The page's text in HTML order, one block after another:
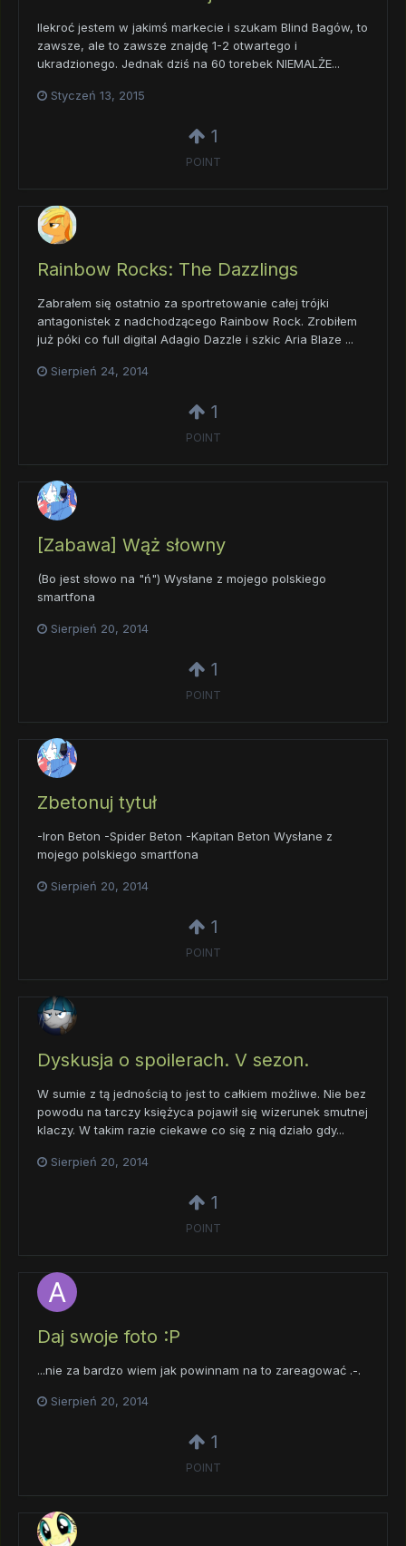
Ilekroć jestem w jakimś markecie i szukam Blind Bagów, to
zawsze, ale to zawsze znajdę 1-2 otwartego i
ukradzionego. Jednak dziś na 60 torebek NIEMALŻE...
Styczeń 13, 2015
1
POINT
Rainbow Rocks: The Dazzlings
Zabrałem się ostatnio za sportretowanie całej trójki
antagonistek z nadchodzącego Rainbow Rock. Zrobiłem
już póki co full digital Adagio Dazzle i szkic Aria Blaze ...
Sierpień 24, 2014
1
POINT
[Zabawa] Wąż słowny
(Bo jest słowo na "ń") Wysłane z mojego polskiego
smartfona
Sierpień 20, 2014
1
POINT
Zbetonuj tytuł
-Iron Beton -Spider Beton -Kapitan Beton Wysłane z
mojego polskiego smartfona
Sierpień 20, 2014
1
POINT
Dyskusja o spoilerach. V sezon.
W sumie z tą jednością to jest to całkiem możliwe. Nie bez
powodu na tarczy księżyca pojawił się wizerunek smutnej
klaczy. W takim razie ciekawe co się z nią działo gdy...
Sierpień 20, 2014
1
POINT
Daj swoje foto :P
...nie za bardzo wiem jak powinnam na to zareagować .-.
Sierpień 20, 2014
1
POINT